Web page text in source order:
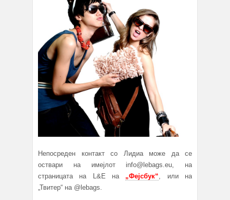
Непосреден контакт со Лидиа може да се
оствари на имејлот info@lebags.eu, на
страницата на L&E на „Фејсбук“ , или на
„Твитер“ на @lebags.